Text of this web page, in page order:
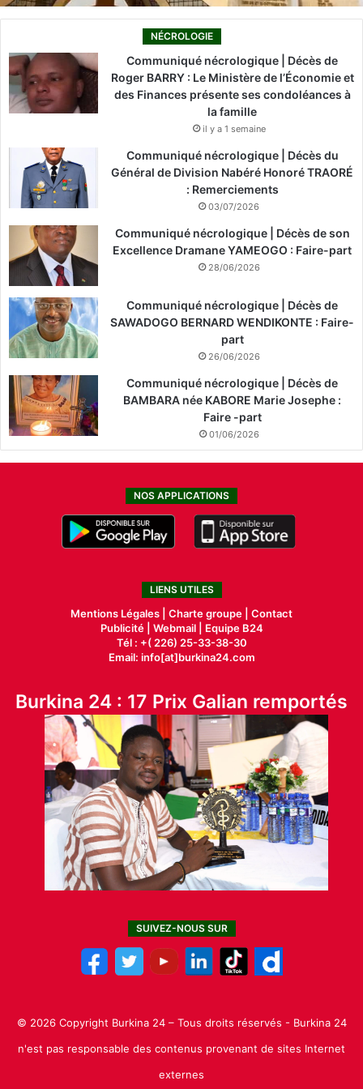
NÉCROLOGIE
Communiqué nécrologique | Décès de
Roger BARRY : Le Ministère de l’Économie et
des Finances présente ses condoléances à
la famille
il y a 1 semaine
Communiqué nécrologique | Décès du
Général de Division Nabéré Honoré TRAORÉ
: Remerciements
03/07/2026
Communiqué nécrologique | Décès de son
Excellence Dramane YAMEOGO : Faire-part
28/06/2026
Communiqué nécrologique | Décès de
SAWADOGO BERNARD WENDIKONTE : Faire-
part
26/06/2026
Communiqué nécrologique | Décès de
BAMBARA née KABORE Marie Josephe :
Faire -part
01/06/2026
NOS APPLICATIONS
LIENS UTILES
Mentions Légales | Charte groupe | Contact
Publicité| Webmail |
Equipe B24
Tél : +( 226) 25-33-38-30
Email: info[at]burkina24.com
Burkina 24 : 17 Prix Galian remportés
SUIVEZ-NOUS SUR
© 2026 Copyright Burkina 24 – Tous droits réservés - Burkina 24
n'est pas responsable des contenus provenant de sites Internet
externes